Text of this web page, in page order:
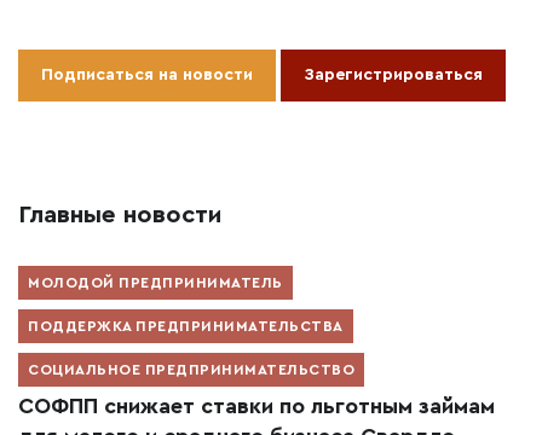
Подписаться на новости Зарегистрироваться
Главные новости
МОЛОДОЙ ПРЕДПРИНИМАТЕЛЬ
ПОДДЕРЖКА ПРЕДПРИНИМАТЕЛЬСТВА
СОЦИАЛЬНОЕ ПРЕДПРИНИМАТЕЛЬСТВО
СОФПП снижает ставки по льготным займам